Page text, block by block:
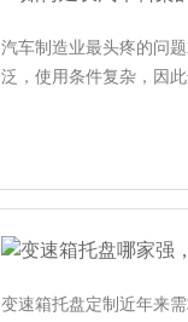
汽车制造业最头疼的问题
泛，使用条件复杂
变速箱托盘定制近年来需